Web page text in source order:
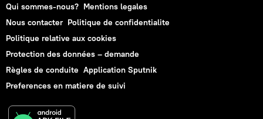
Qui sommes-nous? Mentions legales
Nous contacter Politique de confidentialite
Politique relative aux cookies
Protection des données – demande
Règles de conduite Application Sputnik
Preferences en matiere de suivi